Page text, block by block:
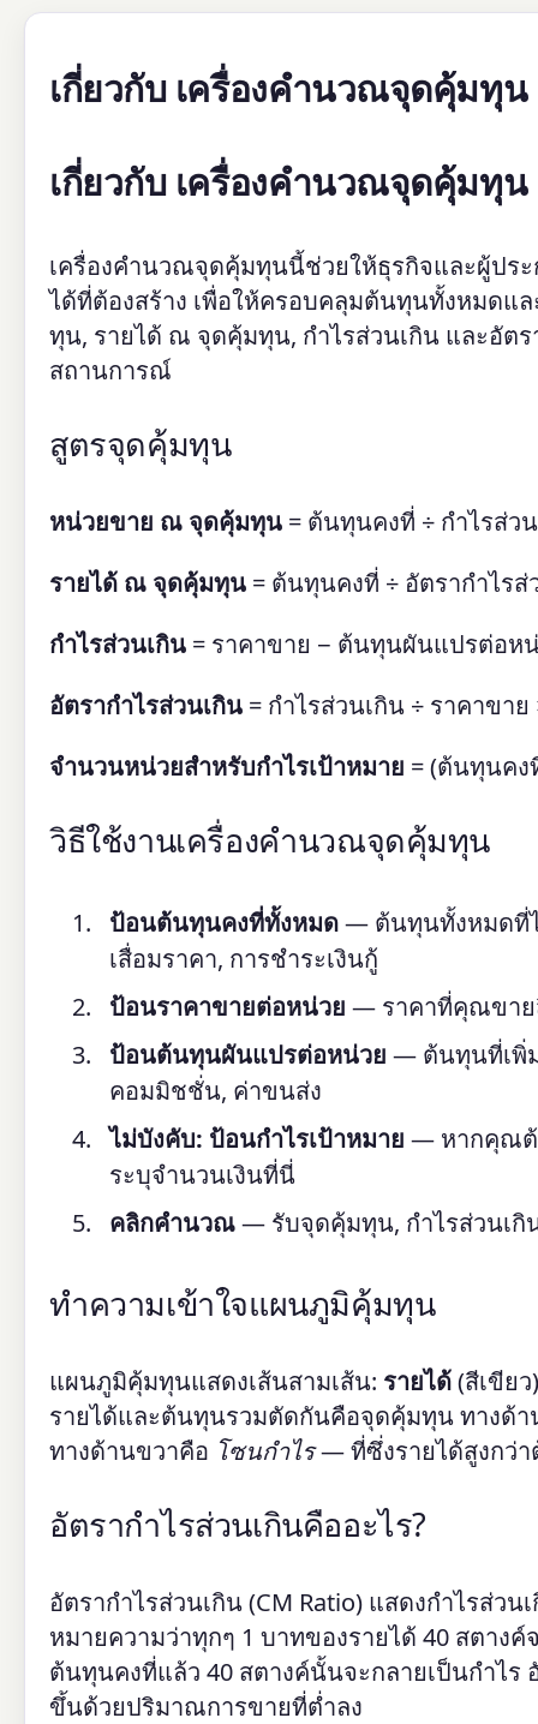
เกี่ยวกับ เครื่องคำนวณจุดคุ้มทุน
เกี่ยวกับ เครื่องคำนวณจุดคุ้มทุน
เครื่องคำนวณจุดคุ้มทุนนี้ช่วยให้ธุรกิจและผู้ป
ได้ที่ต้องสร้าง เพื่อให้ครอบคลุมต้นทุนทั้งหมดแ
ทุน, รายได้ ณ จุดคุ้มทุน, กำไรส่วนเกิน และอัต
สถานการณ์
สูตรจุดคุ้มทุน
หน่วยขาย ณ จุดคุ้มทุน = ต้นทุนคงที่ ÷ กำไรส่ว
รายได้ ณ จุดคุ้มทุน = ต้นทุนคงที่ ÷ อัตรากำไรส่
กำไรส่วนเกิน = ราคาขาย − ต้นทุนผันแปรต่อห
อัตรากำไรส่วนเกิน = กำไรส่วนเกิน ÷ ราคาขาย
จำนวนหน่วยสำหรับกำไรเป้าหมาย = (ต้นทุนคง
วิธีใช้งานเครื่องคำนวณจุดคุ้มทุน
ป้อนต้นทุนคงที่ทั้งหมด— ต้นทุนทั้งหมดที่ไ
เสื่อมราคา, การชำระเงินกู้
ป้อนราคาขายต่อหน่วย — ราคาที่คุณขาย
ป้อนต้นทุนผันแปรต่อหน่วย — ต้นทุนที่เพิ่
คอมมิชชั่น, ค่าขนส่ง
ไม่บังคับ: ป้อนกำไรเป้าหมาย — หากคุณต้
ระบุจำนวนเงินที่นี่
คลิกคำนวณ— รับจุดคุ้มทุน, กำไรส่วนเ
ทำความเข้าใจแผนภูมิคุ้มทุน
แผนภูมิคุ้มทุนแสดงเส้นสามเส้น: รายได้(สีเขีย
รายได้และต้นทุนรวมตัดกันคือจุดคุ้มทุน ทางด้
ทางด้านขวาคือ โซนกำไร— ที่ซึ่งรายได้สูงกว่
อัตรากำไรส่วนเกินคืออะไร?
อัตรากำไรส่วนเกิน (CM Ratio) แสดงกำไรส่ว
หมายความว่าทุกๆ 1 บาทของรายได้ 40 สตาง
ต้นทุนคงที่แล้ว 40 สตางค์นั้นจะกลายเป็นกำไร
ขึ้นด้วยปริมาณการขายที่ต่ำลง